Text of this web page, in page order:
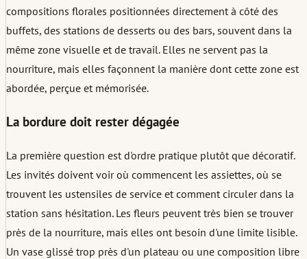
compositions florales positionnées directement à côté des
buffets, des stations de desserts ou des bars, souvent dans la
même zone visuelle et de travail. Elles ne servent pas la
nourriture, mais elles façonnent la manière dont cette zone est
abordée, perçue et mémorisée.
La bordure doit rester dégagée
La première question est d'ordre pratique plutôt que décoratif.
Les invités doivent voir où commencent les assiettes, où se
trouvent les ustensiles de service et comment circuler dans la
station sans hésitation. Les fleurs peuvent très bien se trouver
près de la nourriture, mais elles ont besoin d'une limite lisible.
Un vase glissé trop près d'un plateau ou une composition libre